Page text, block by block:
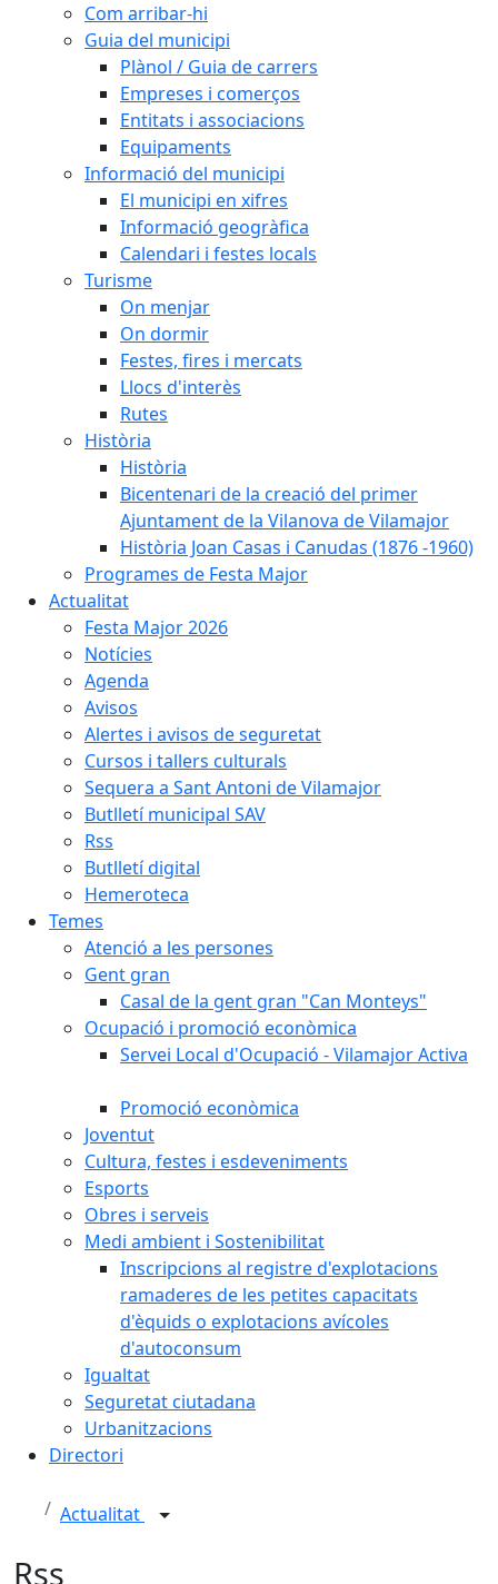
Com arribar-hi
Guia del municipi
Plànol / Guia de carrers
Empreses i comerços
Entitats i associacions
Equipaments
Informació del municipi
El municipi en xifres
Informació geogràfica
Calendari i festes locals
Turisme
On menjar
On dormir
Festes, fires i mercats
Llocs d'interès
Rutes
Història
Història
Bicentenari de la creació del primer
Ajuntament de la Vilanova de Vilamajor
Història Joan Casas i Canudas (1876 -1960)
Programes de Festa Major
Actualitat
Festa Major 2026
Notícies
Agenda
Avisos
Alertes i avisos de seguretat
Cursos i tallers culturals
Sequera a Sant Antoni de Vilamajor
Butlletí municipal SAV
Rss
Butlletí digital
Hemeroteca
Temes
Atenció a les persones
Gent gran
Casal de la gent gran "Can Monteys"
Ocupació i promoció econòmica
Servei Local d'Ocupació - Vilamajor Activa
Promoció econòmica
Joventut
Cultura, festes i esdeveniments
Esports
Obres i serveis
Medi ambient i Sostenibilitat
Inscripcions al registre d'explotacions
ramaderes de les petites capacitats
d'èquids o explotacions avícoles
d'autoconsum
Igualtat
Seguretat ciutadana
Urbanitzacions
Directori
Actualitat
Rss